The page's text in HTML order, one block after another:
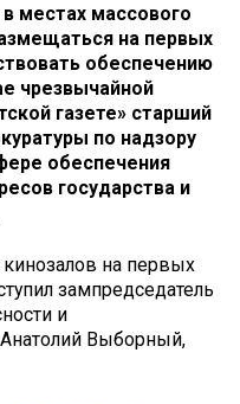
местах массового
на первых
обеспечению
чрезвычайной
газете» старший
по надзору
обеспечения
государства и
на первых
зампредседатель
и
Выборный,